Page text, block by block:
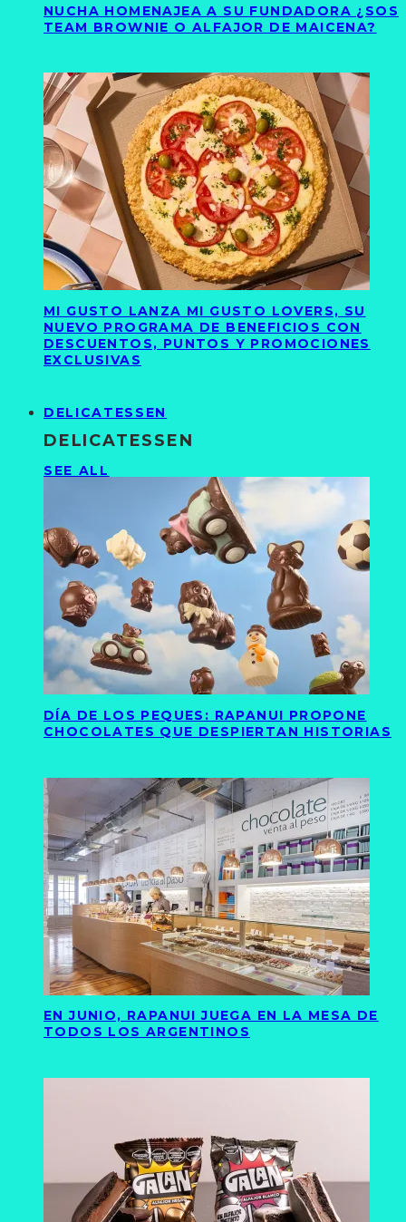
NUCHA HOMENAJEA A SU FUNDADORA ¿SOS
TEAM BROWNIE O ALFAJOR DE MAICENA?
MI GUSTO LANZA MI GUSTO LOVERS, SU
NUEVO PROGRAMA DE BENEFICIOS CON
DESCUENTOS, PUNTOS Y PROMOCIONES
EXCLUSIVAS
DELICATESSEN
DELICATESSEN
SEE ALL
DÍA DE LOS PEQUES: RAPANUI PROPONE
CHOCOLATES QUE DESPIERTAN HISTORIAS
EN JUNIO, RAPANUI JUEGA EN LA MESA DE
TODOS LOS ARGENTINOS